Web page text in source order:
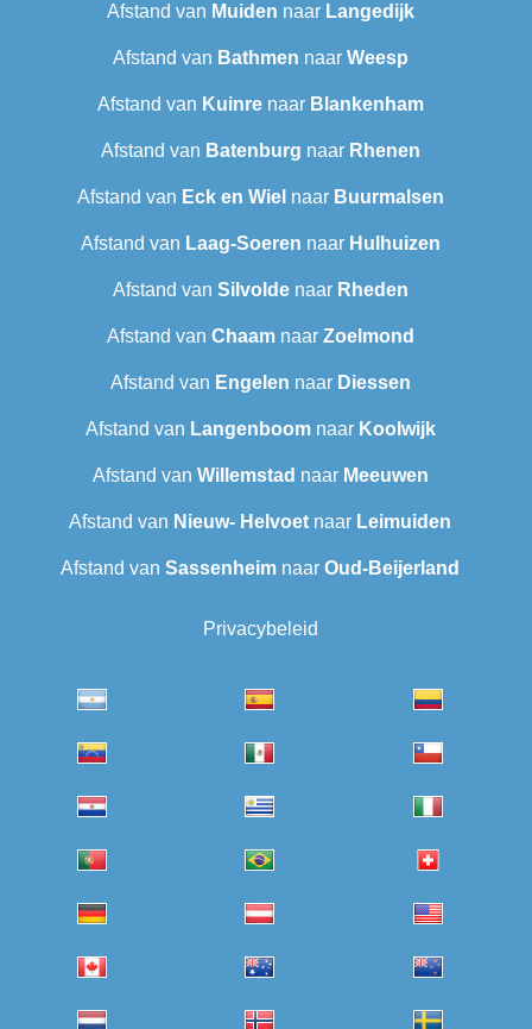
Afstand van Muiden naar Langedijk
Afstand van Bathmen naar Weesp
Afstand van Kuinrenaar Blankenham
Afstand van Batenburg naar Rhenen
Afstand van Eck en Wiel naar Buurmalsen
Afstand van Laag-Soeren naar Hulhuizen
Afstand van Silvoldenaar Rheden
Afstand van Chaamnaar Zoelmond
Afstand van Engelen naar Diessen
Afstand van Langenboomnaar Koolwijk
Afstand van Willemstad naar Meeuwen
Afstand van Nieuw- Helvoet naar Leimuiden
Afstand van Sassenheim naar Oud-Beijerland
Privacybeleid